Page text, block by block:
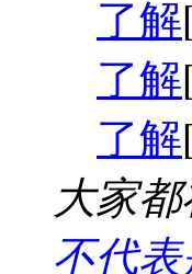
了解
了解
了解
大家都
不代表